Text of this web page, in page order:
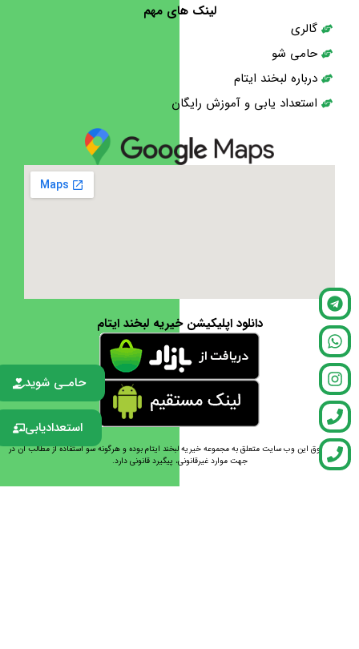
لینک های مهم
گالری
حامی شو
درباره لبخند ایتام
استعداد یابی و آموزش رایگان
دانلود اپلیکیشن خیریه لبخند ایتام
تمامی حقوق این وب سایت متعلق به مجموعه خیریه لبخند ایتام بوده و هرگونه سو استفاده از مطالب آن در
جهت موارد غیرقانونی، پیگیرد قانونی دارد.
استعدادیابی
حامـی شوید